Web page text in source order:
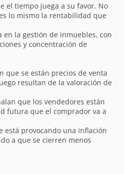
el tiempo juega a su favor. No
lo mismo la rentabilidad que
en la gestión de inmuebles, con
y concentración de
que se están precios de venta
resultan de la valoración de
que los vendedores están
futura que el comprador va a
provocando una inflación
a que se cierren menos